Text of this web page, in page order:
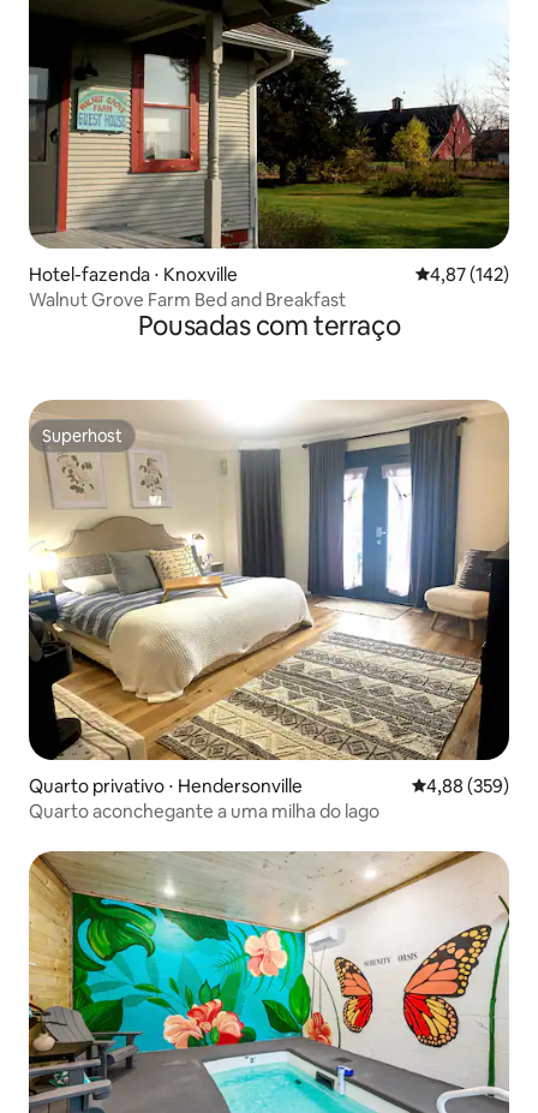
Hotel-fazenda ⋅ Knoxville 4,87 de uma
4,87 (142)
Walnut Grove Farm Bed and Breakfast
Pousadas com terraço
Superhost
Superhost
Quarto privativo ⋅ Hendersonville 4,88 de uma
4,88 (359)
Quarto aconchegante a uma milha do lago